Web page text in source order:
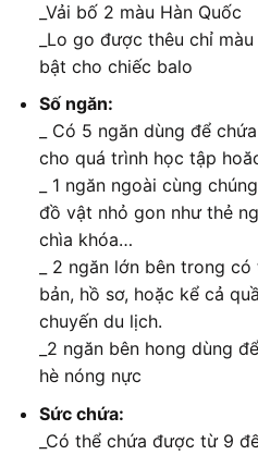
_Vải bố 2 màu Hàn Quốc
_Lo go được thêu chỉ
bật cho chiếc balo
Số ngăn:
_ Có 5 ngăn dùng để
cho quá trình học tập
_ 1 ngăn ngoài cùng
đồ vật nhỏ gon như thẻ
chìa khóa…
_ 2 ngăn lớn bên trong
bản, hồ sơ, hoặc kể cả
chuyến du lịch.
_2 ngăn bên hong dùng
hè nóng nực
Sức chứa:
_Có thể chứa được từ 9